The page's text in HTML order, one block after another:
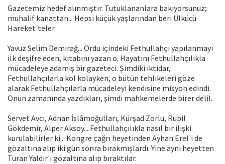
Gazetemiz hedef alınmıştır. Tutuklananlara bakıyorsunuz;
muhalif kanattan... Hepsi küçük yaşlarından beri Ülkücü
Hareket'teler.
Yavuz Selim Demirağ... Ordu içindeki Fethullahçı yapılanmayı
ilk deşifre eden, kitabını yazan o. Hayatını Fethullahçılıkla
mücadeleye adamış bir gazeteci. Şimdiki iktidar,
Fethullahçılarla kol kolayken, o bütün tehlikeleri göze
alarak Fethullahçılarla mücadeleyi kendisine misyon edindi.
Onun zamanında yazdıkları, şimdi mahkemelerde birer delil.
Servet Avcı, Adnan İslâmoğulları, Kürşad Zorlu, Rubil
Gökdemir, Alper Aksoy... Fethullahçılıkla nasıl bir ilişki
kurulabilirler ki... Kongre çağrı heyetinden Ayhan Erel'i de
gözaltına alıp iki gün sonra bırakmışlardı. Yine aynı heyetten
Turan Yaldır'ı gözaltına alıp bıraktılar.